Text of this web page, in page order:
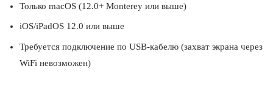
Только macOS (12.0+ Monterey или выше)
iOS/iPadOS 12.0 или выше
Требуется подключение по USB-кабелю (захват экрана через
WiFi невозможен)